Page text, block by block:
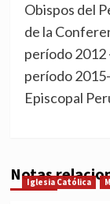
Obispos del
de la
período 2012
período
Episcopal
Notas
Iglesia Católica